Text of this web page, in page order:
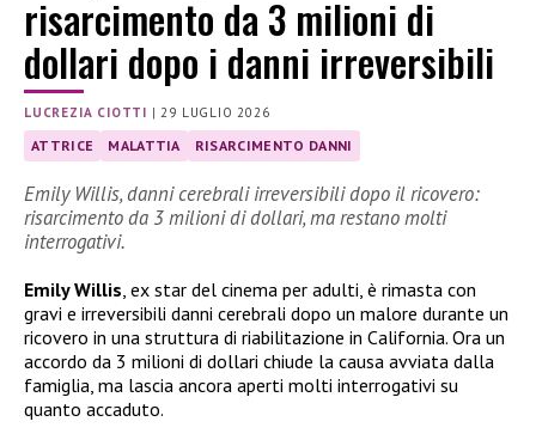
risarcimento da 3 milioni di
dollari dopo i danni irreversibili
LUCREZIA CIOTTI |29 LUGLIO 2026
ATTRICE MALATTIA RISARCIMENTO DANNI
Emily Willis, danni cerebrali irreversibili dopo il ricovero:
risarcimento da 3 milioni di dollari, ma restano molti
interrogativi.
Emily Willis , ex star del cinema per adulti, è rimasta con
gravi e irreversibili danni cerebrali dopo un malore durante un
ricovero in una struttura di riabilitazione in California. Ora un
accordo da 3 milioni di dollari chiude la causa avviata dalla
famiglia, ma lascia ancora aperti molti interrogativi su
quanto accaduto.